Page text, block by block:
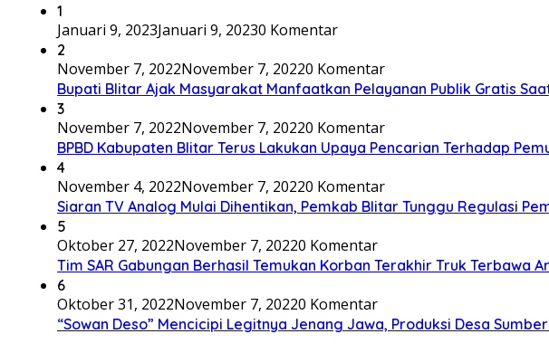
1
Januari 9, 2023Januari 9, 20230 Komentar
2
November 7, 2022November 7, 20220 Komentar
Bupati Blitar Ajak Masyarakat Manfaatkan Pelayanan Publik Gratis
3
November 7, 2022November 7, 20220 Komentar
BPBD Kabupaten Blitar Terus Lakukan Upaya Pencarian Terhadap
4
November 4, 2022November 7, 20220 Komentar
Siaran TV Analog Mulai Dihentikan, Pemkab Blitar Tunggu Regulasi
5
Oktober 27, 2022November 7, 20220 Komentar
Tim SAR Gabungan Berhasil Temukan Korban Terakhir Truk Terbawa
6
Oktober 31, 2022November 7, 20220 Komentar
“Sowan Deso” Mencicipi Legitnya Jenang Jawa, Produksi Desa